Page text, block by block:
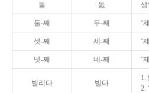
돌 돐 생
둘-째 두-째 ‘
셋-째 세-째 ‘
넷-째 네-째 ‘
빌리다 빌다
1.
2.